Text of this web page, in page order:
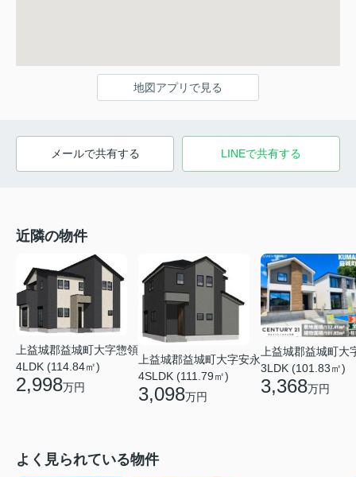
地図アプリで見る
メールで共有する LINEで共有する
近隣の物件
上益城郡益城町大字惣領
4LDK (114.84㎡)
2,998万円
上益城郡益城町大字安永
4SLDK (111.79㎡)
3,098万円
上益城郡益城町大
3LDK (101.83㎡)
3,368万円
よく見られている物件